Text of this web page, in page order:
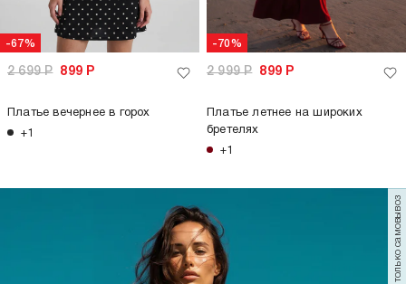
-67%
2 699Р 899 Р
Платье вечернее в горох
+1
-70%
2 999Р 899 Р
Платье летнее на широких
бретелях
+1
только самовывоз